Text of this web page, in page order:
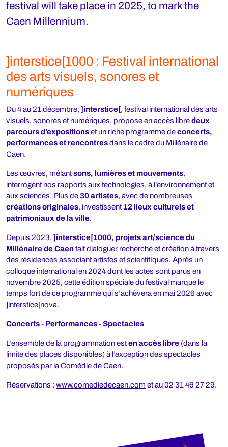
festival will take place in 2025, to mark the
Caen Millennium.
]interstice[1000 : Festival international
des arts visuels, sonores et
numériques
Du 4 au 21 décembre, ]interstice[, festival international des arts
visuels, sonores et numériques, propose en accès libredeux
parcours d’expositionset un riche programme deconcerts,
performances et rencontresdans le cadre du Millénaire de
Caen.
Les œuvres, mêlantsons, lumières et mouvements,
interrogent nos rapports aux technologies, à l’environnement et
aux sciences. Plus de30 artistes, avec de nombreuses
créations originales, investissent 12 lieux culturels et
patrimoniaux de la ville.
Depuis 2023, ]interstice[1000, projets art/science du
Millénaire de Caenfait dialoguer recherche et création à travers
des résidences associant artistes et scientifiques. Après un
colloque international en 2024 dont les actes sont parus en
novembre 2025, cette édition spéciale du festival marque le
temps fort de ce programme qui s’achèvera en mai 2026 avec
]interstice[nova.
Concerts - Performances - Spectacles
L’ensemble de la programmation esten accès libre (dans la
limite des places disponibles) à l’exception des spectacles
proposés par la Comédie de Caen.
Réservations : www.comediedecaen.com et au 02 31 46 27 29.